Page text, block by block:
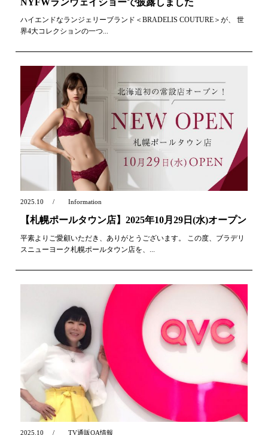
ハイエンドなランジェリーブランド＜BRADELIS COUTURE＞が、 世
界4大コレクションの一つ...
2025.10 Information
【札幌ポールタウン店】2025年10月29日(水)オープン
平素よりご愛顧いただき、ありがとうございます。 この度、ブラデリ
スニューヨーク札幌ポールタウン店を、...
2025.10 TV通販OA情報